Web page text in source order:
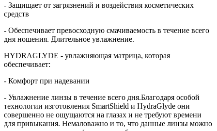
- Защищает от загрязнений и воздействия косметических
средств
- Обеспечивает превосходную смачиваемость в течение всего
дня ношения. Длительное увлажнение.
HYDRAGLYDE - увлажняющая матрица, которая
обеспечивает:
- Комфорт при надевании
- Увлажнение линзы в течение всего дня.Благодаря особой
технологии изготовления SmartShield и HydraGlyde они
совершенно не ощущаются на глазах и не требуют времени
для привыкания. Немаловажно и то, что данные линзы можно